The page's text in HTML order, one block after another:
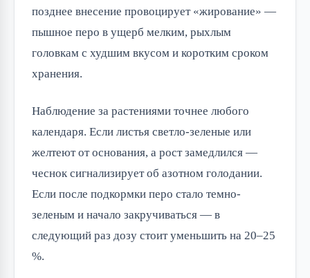
позднее внесение провоцирует «жирование» —
пышное перо в ущерб мелким, рыхлым
головкам с худшим вкусом и коротким сроком
хранения.
Наблюдение за растениями точнее любого
календаря. Если листья светло-зеленые или
желтеют от основания, а рост замедлился —
чеснок сигнализирует об азотном голодании.
Если после подкормки перо стало темно-
зеленым и начало закручиваться — в
следующий раз дозу стоит уменьшить на 20–25
%.